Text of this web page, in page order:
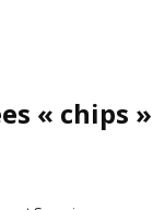
« chips »